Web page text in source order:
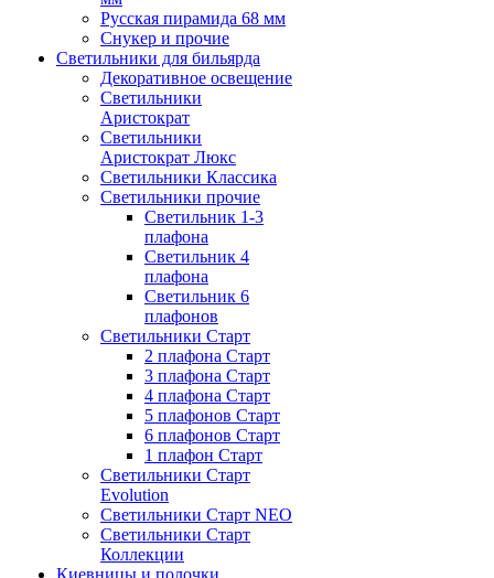
Русская пирамида 68 мм
Снукер и прочие
Светильники для бильярда
Декоративное освещение
Светильники
Аристократ
Светильники
Аристократ Люкс
Светильники Классика
Светильники прочие
Светильник 1-3
плафона
Светильник 4
плафона
Светильник 6
плафонов
Светильники Старт
2 плафона Старт
3 плафона Старт
4 плафона Старт
5 плафонов Старт
6 плафонов Старт
1 плафон Старт
Светильники Старт
Evolution
Светильники Старт NEO
Светильники Старт
Коллекции
Киевницы и полочки